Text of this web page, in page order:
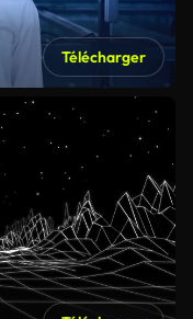
Télécharger